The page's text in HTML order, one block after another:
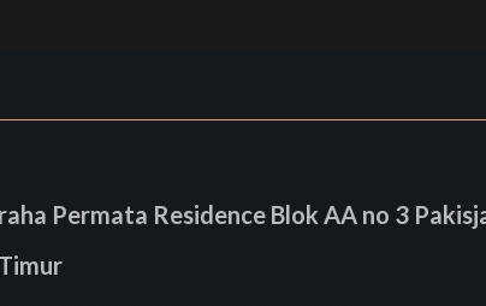
Permata Residence Blok AA no 3